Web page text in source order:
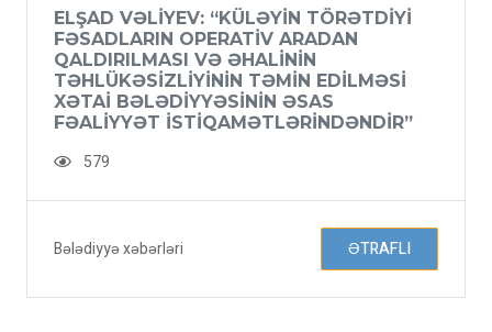
ELŞAD VƏLIYEV: “KÜLƏYIN TÖRƏTDIYI
FƏSADLARIN OPERATIV ARADAN
QALDIRILMASI VƏ ƏHALININ
TƏHLÜKƏSIZLIYININ TƏMIN EDILMƏSI
XƏTAI BƏLƏDIYYƏSININ ƏSAS
FƏALIYYƏT ISTIQAMƏTLƏRINDƏNDIR”
579
Bələdiyyə xəbərləri ƏTRAFLI